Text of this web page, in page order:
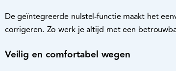
De geïntegreerde nulstel-functie maakt het
corrigeren. Zo werk je altijd met een
Veilig en comfortabel wegen